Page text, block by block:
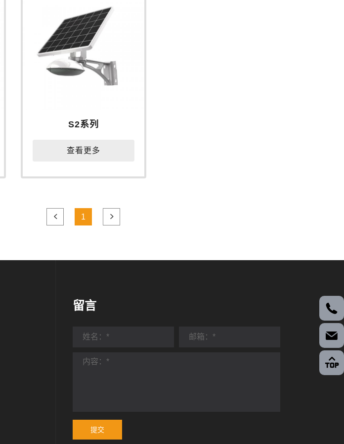
S2系列
查看更多
1
留言
提交